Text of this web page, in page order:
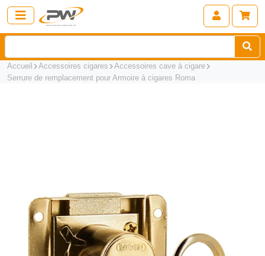
Accueil Accessoires cigares
Accessoires cave à cigare
Serrure de remplacement pour Armoire à cigares Roma